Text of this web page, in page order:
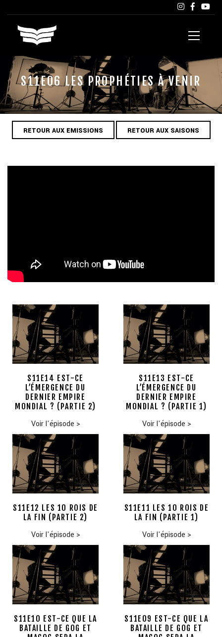
S11E06 LES PROPHÉTIES À VENIR
RETOUR AUX EMISSIONS RETOUR AUX SAISONS
S11E14 EST-CE
L’ÉMERGENCE DU
DERNIER EMPIRE
MONDIAL ? (PARTIE 2)
Voir l'épisode >
S11E13 EST-CE
L’ÉMERGENCE DU
DERNIER EMPIRE
MONDIAL ? (PARTIE 1)
Voir l'épisode >
S11E12 LES 10 ROIS DE
LA FIN (PARTIE 2)
Voir l'épisode >
S11E11 LES 10 ROIS DE
LA FIN (PARTIE 1)
Voir l'épisode >
S11E10 EST-CE QUE LA
BATAILLE DE GOG ET
S11E09 EST-CE QUE LA
BATAILLE DE GOG ET